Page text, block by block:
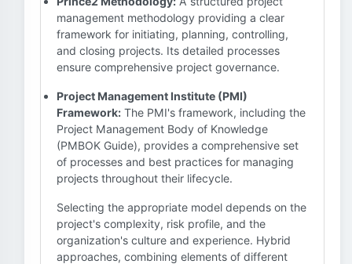
management methodology providing a clear
framework for initiating, planning, controlling,
and closing projects. Its detailed processes
ensure comprehensive project governance.
Project Management Institute (PMI)
Framework: The PMI's framework, including the
Project Management Body of Knowledge
(PMBOK Guide), provides a comprehensive set
of processes and best practices for managing
projects throughout their lifecycle.
Selecting the appropriate model depends on the
project's complexity, risk profile, and the
organization's culture and experience. Hybrid
approaches, combining elements of different